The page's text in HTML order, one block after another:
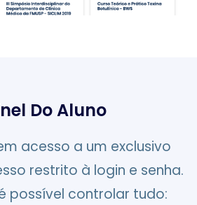
Do Aluno
acesso a um exclusivo
restrito à login e senha.
possível controlar tudo: